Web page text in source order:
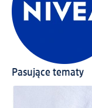
Pasujące tematy